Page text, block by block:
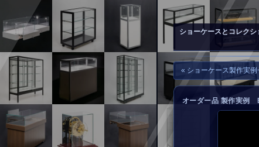
お問い合わせ
ショーケースとコレク
« ショーケース製作実例
オーダー品 製作実例